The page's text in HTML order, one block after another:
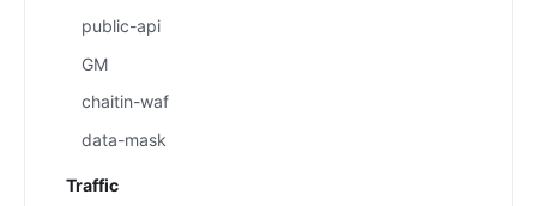
public-api
GM
chaitin-waf
data-mask
Traffic